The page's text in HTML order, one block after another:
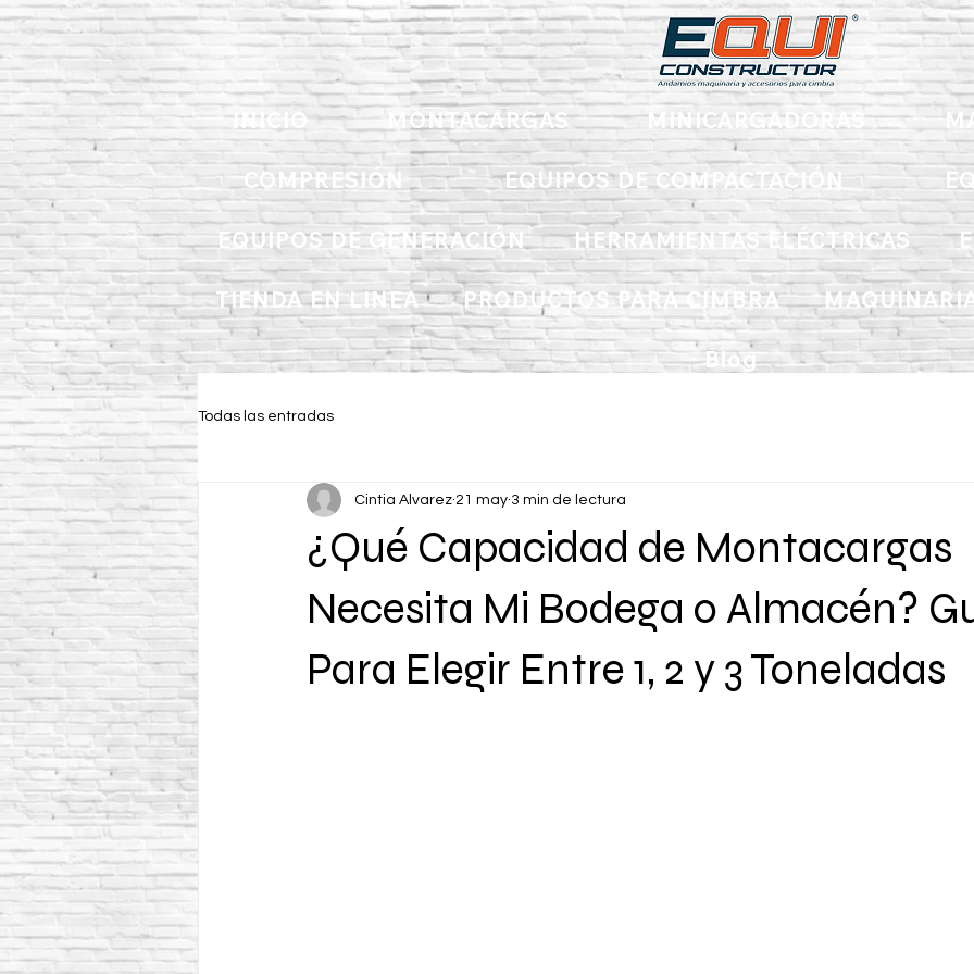
INICIO MONTACARGAS MINICARGADORAS
COMPRESIÓN EQUIPOS DE COMPACTACIÓN
EQUIPOS DE GENERACIÓN HERRAMIENTAS ELÉCTRICAS
TIENDA EN LINEA PRODUCTOS PARA CIMBRA
Blog
Todas las entradas
¿Qué Capacidad de Montacargas
Necesita Mi Bodega o Almacén?
Para Elegir Entre 1, 2 y 3 Toneladas
Cintia Alvarez 21 may 3 min de lectura